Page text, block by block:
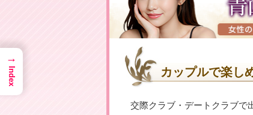
▶女
カップルで楽し
交際クラブ・デートクラブで
→
Index